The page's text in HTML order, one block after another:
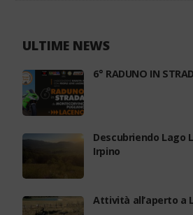
ULTIME NEWS
6° RADUNO IN
Descubriendo Lago
Irpino
Attività all’aperto a